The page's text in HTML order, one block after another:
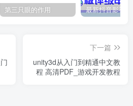
第三只眼的作用
下一篇
unity3d从入门到精通中文教
程 高清PDF_游戏开发教程